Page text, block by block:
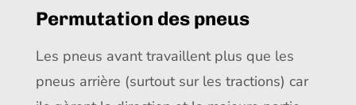
Permutation des pneus
Les pneus avant travaillent plus que les
pneus arrière (surtout sur les tractions) car